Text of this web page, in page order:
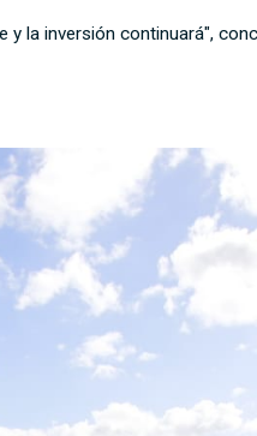
y la inversión continuará",